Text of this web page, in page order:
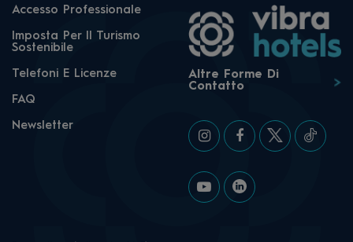
Accesso Professionale
Imposta Per Il Turismo
Sostenibile
Telefoni E Licenze
FAQ
Newsletter
Altre Forme Di
Contatto